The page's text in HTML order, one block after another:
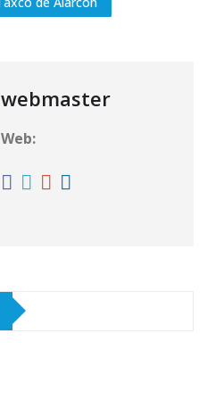
webmaster
Web: